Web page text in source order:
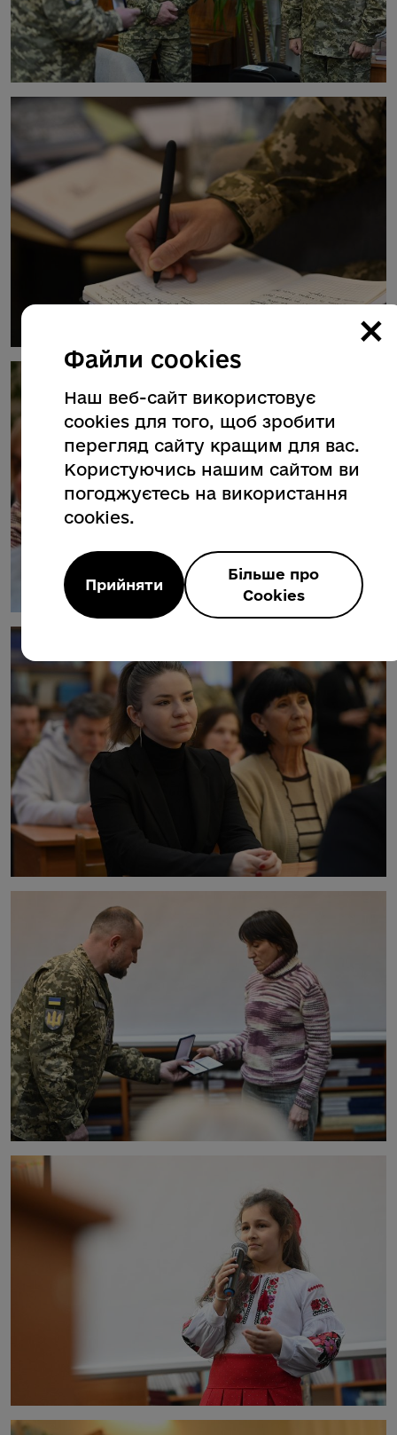
×
Файли cookies
Наш веб-сайт використовує
cookies для того, щоб зробити
перегляд сайту кращим для вас.
Користуючись нашим сайтом ви
погоджуєтесь на використання
cookies.
Прийняти
Більше про
Cookies